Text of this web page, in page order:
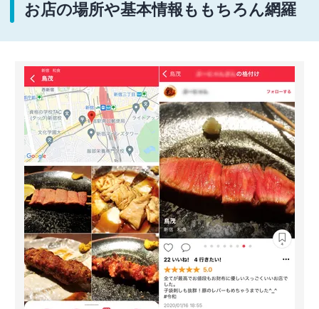
お店の場所や基本情報ももちろん網羅